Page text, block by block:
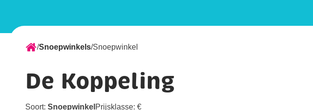
/Snoepwinkels/Snoepwinkel
De Koppeling
Soort: Snoepwinkel Prijsklasse: €